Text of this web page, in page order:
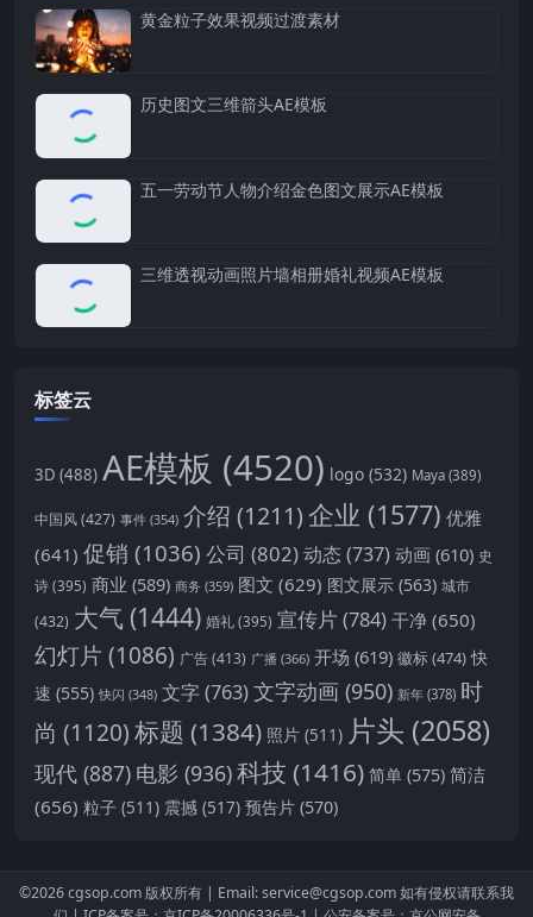
黄金粒子效果视频过渡素材
历史图文三维箭头AE模板
五一劳动节人物介绍金色图文展示AE模板
三维透视动画照片墙相册婚礼视频AE模板
标签云
3D (488) AE模板 (4520) logo (532) Maya (389)
中国风(427) 事件 (354) 介绍 (1211)企业 (1577) 优雅
(641) 促销 (1036) 公司 (802)动态(737) 动画 (610) 史
诗 (395) 商业 (589) 商务 (359) 图文 (629) 图文展示 (563) 城市
(432) 大气 (1444) 婚礼 (395) 宣传片(784) 干净 (650)
幻灯片 (1086) 广告(413) 广播 (366) 开场 (619) 徽标(474) 快
速 (555) 快闪 (348) 文字(763)文字动画 (950) 新年 (378) 时
尚 (1120)标题 (1384) 照片 (511) 片头 (2058)
现代 (887) 电影 (936)科技 (1416) 简单 (575) 简洁
(656) 粒子 (511) 震撼 (517) 预告片 (570)
©2026cgsop.com版权所有 | Email: service@cgsop.com如有侵权请联系我